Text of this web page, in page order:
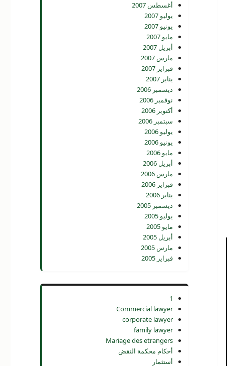
أغسطس 2007
يوليو 2007
يونيو 2007
مايو 2007
أبريل 2007
مارس 2007
فبراير 2007
يناير 2007
ديسمبر 2006
نوفمبر 2006
أكتوبر 2006
سبتمبر 2006
يوليو 2006
يونيو 2006
مايو 2006
أبريل 2006
مارس 2006
فبراير 2006
يناير 2006
ديسمبر 2005
يوليو 2005
مايو 2005
أبريل 2005
مارس 2005
فبراير 2005
1
Commercial lawyer
corporate lawyer
family lawyer
Mariage des etrangers
أحكام محكمة النقض
أستثمار